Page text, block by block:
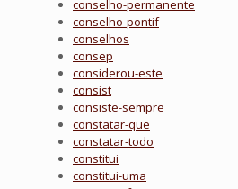
conselho-permanente
conselho-pontif
conselhos
consep
considerou-este
consist
consiste-sempre
constatar-que
constatar-todo
constitui
constitui-uma